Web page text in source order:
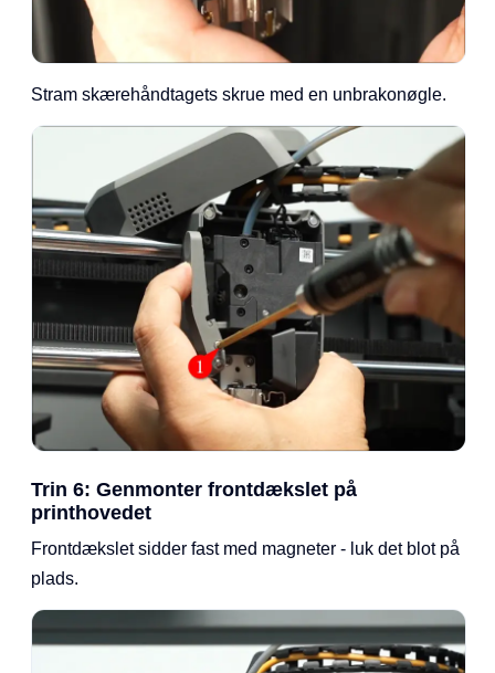
Stram skærehåndtagets skrue med en unbrakonøgle.
Trin 6: Genmonter frontdækslet på
printhovedet
Frontdækslet sidder fast med magneter - luk det blot på
plads.